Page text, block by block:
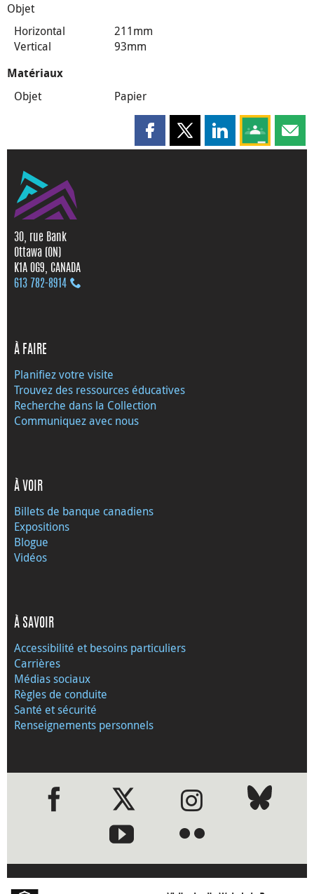
Objet
Horizontal
211mm
Vertical
93mm
Matériaux
Objet Papier
Partager cette page sur
Partager cette page sur X
Partager cette
Partagez
30, rue Bank
Ottawa (ON)
K1A 0G9, CANADA
613 782‑8914
À FAIRE
Planifiez votre visite
Trouvez des ressources éducatives
Recherche dans la Collection
Communiquez avec nous
À VOIR
Billets de banque canadiens
Expositions
Blogue
Vidéos
À SAVOIR
Accessibilité et besoins particuliers
Carrières
Médias sociaux
Règles de conduite
Santé et sécurité
Renseignements personnels
●●